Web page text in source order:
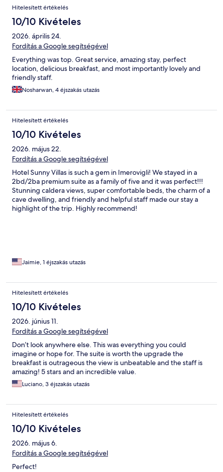
Hitelesített értékelés
10/10 Kivételes
2026. április 24.
Fordítás a Google segítségével
Everything was top. Great service, amazing stay, perfect
location, delicious breakfast, and most importantly lovely and
friendly staff.
Nosharwan, 4 éjszakás utazás
Hitelesített értékelés
10/10 Kivételes
2026. május 22.
Fordítás a Google segítségével
Hotel Sunny Villas is such a gem in Imerovigli! We stayed in a
2bd/2ba premium suite as a family of five and it was perfect!!!
Stunning caldera views, super comfortable beds, the charm of a
cave dwelling, and friendly and helpful staff made our stay a
highlight of the trip. Highly recommend!
Jaimie, 1 éjszakás utazás
Hitelesített értékelés
10/10 Kivételes
2026. június 11.
Fordítás a Google segítségével
Don’t look anywhere else. This was everything you could
imagine or hope for. The suite is worth the upgrade the
breakfast is outrageous the view is unbeatable and the staff is
amazing! 5 stars and an incredible value.
Luciano, 3 éjszakás utazás
Hitelesített értékelés
10/10 Kivételes
2026. május 6.
Fordítás a Google segítségével
Perfect!